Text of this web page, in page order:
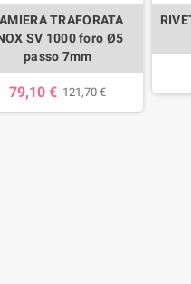
TRAFORATA
SV 1000 foro Ø5
passo 7mm
79,10 € 121,70 €